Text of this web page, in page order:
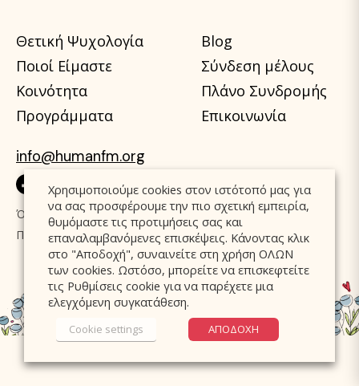
Θετική Ψυχολογία
Ποιοί Είμαστε
Κοινότητα
Προγράμματα
Blog
Σύνδεση μέλους
Πλάνο Συνδρομής
Επικοινωνία
info@humanfm.org
Όροι Χρήσης
Πολιτική Cookies
Πολιτική Προστασίας Δεδομένων
Χρησιμοποιούμε cookies στον ιστότοπό μας για
να σας προσφέρουμε την πιο σχετική εμπειρία,
θυμόμαστε τις προτιμήσεις σας και
επαναλαμβανόμενες επισκέψεις. Κάνοντας κλικ
στο "Αποδοχή", συναινείτε στη χρήση ΟΛΩΝ
των cookies. Ωστόσο, μπορείτε να επισκεφτείτε
τις Ρυθμίσεις cookie για να παρέχετε μια
ελεγχόμενη συγκατάθεση.
Cookie settings ΑΠΟΔΟΧΗ